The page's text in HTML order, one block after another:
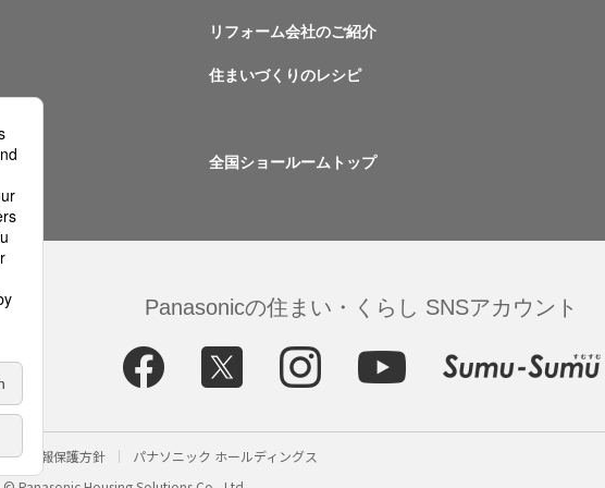
リフォーム会社のご紹介
住まいづくりのレシピ
全国ショールームトップ
Panasonicの住まい・くらし SNSアカウント
個人情報保護方針 パナソニック ホールディングス